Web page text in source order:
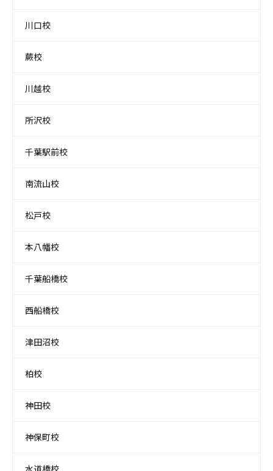
川口校
蕨校
川越校
所沢校
千葉駅前校
南流山校
松戸校
本八幡校
千葉船橋校
西船橋校
津田沼校
柏校
神田校
神保町校